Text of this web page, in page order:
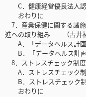
C．健康経営優良法人
おわりに
7．産業保健に関する諸
進への取り組み （古井
A．「データヘルス計
B．「データヘルス計
8．ストレスチェック制度
A．ストレスチェック
B．ストレスチェック
おわりに